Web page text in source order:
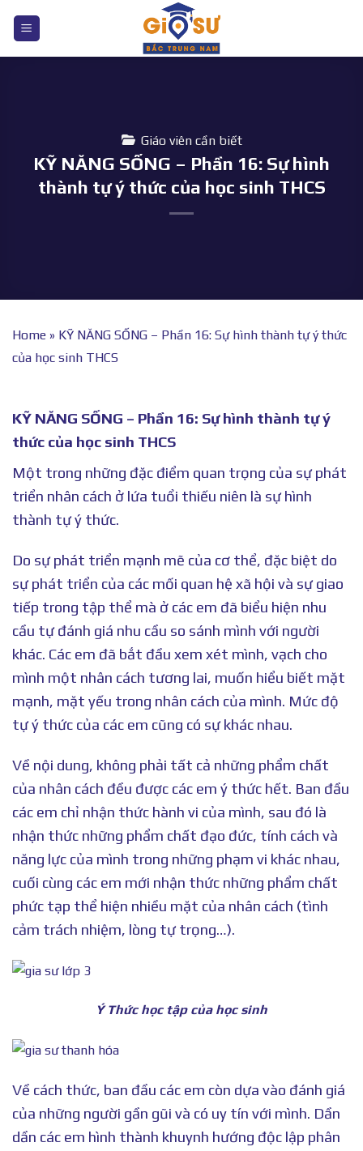
nội
Giáo viên cần biết
KỸ NĂNG SỐNG – Phần 16: Sự hình
thành tự ý thức của học sinh THCS
Home » KỸ NĂNG SỐNG – Phần 16: Sự hình thành tự ý thức
của học sinh THCS
KỸ NĂNG SỐNG – Phần 16: Sự hình thành tự ý
thức của học sinh THCS
Một trong những đặc điểm quan trọng của sự phát
triển nhân cách ở lứa tuổi thiếu niên là sự hình
thành tự ý thức.
Do sự phát triển mạnh mẽ của cơ thể, đặc biệt do
sự phát triển của các mối quan hệ xã hội và sự giao
tiếp trong tập thể mà ở các em đã biểu hiện nhu
cầu tự đánh giá nhu cầu so sánh mình với người
khác. Các em đã bắt đầu xem xét mình, vạch cho
mình một nhân cách tương lai, muốn hiểu biết mặt
mạnh, mặt yếu trong nhân cách của mình. Mức độ
tự ý thức của các em cũng có sự khác nhau.
Về nội dung, không phải tất cả những phẩm chất
của nhân cách đều được các em ý thức hết. Ban đầu
các em chỉ nhận thức hành vi của mình, sau đó là
nhận thức những phẩm chất đạo đức, tính cách và
năng lực của mình trong những phạm vi khác nhau,
cuối cùng các em mới nhận thức những phẩm chất
phức tạp thể hiện nhiều mặt của nhân cách (tình
cảm trách nhiệm, lòng tự trọng…).
Ý Thức học tập của học sinh
Về cách thức, ban đầu các em còn dựa vào đánh giá
của những người gần gũi và có uy tín với mình. Dần
dần các em hình thành khuynh hướng độc lập phân